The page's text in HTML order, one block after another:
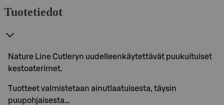
Tuotetiedot
Nature Line Cutleryn uudelleenkäytettävät puukuituiset
kestoaterimet.
Tuotteet valmistetaan ainutlaatuisesta, täysin
puupohjaisesta…